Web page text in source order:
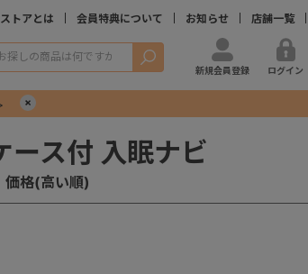
トアとは 会員特典について お知らせ 店舗一覧
検索
新規会員登録 ログイン
ース付 入眠ナビ
価格(高い順)